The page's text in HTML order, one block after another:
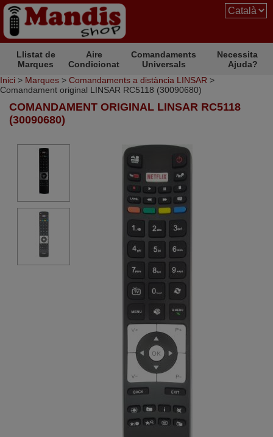
Llistat de
Marques
Aire
Condicionat
Comandaments
Universals
Necessita
Ajuda?
Inici > Marques > Comandaments a distància LINSAR >
Comandament original LINSAR RC5118 (30090680)
COMANDAMENT ORIGINAL LINSAR RC5118
(30090680)